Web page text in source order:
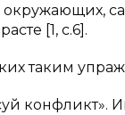
[1, с.6].
таким
конфликт».